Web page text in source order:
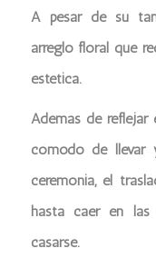
A pesar de su
arreglo floral que
estética.
Además de
cómodo de llevar
ceremonia, el
hasta caer en
casarse.